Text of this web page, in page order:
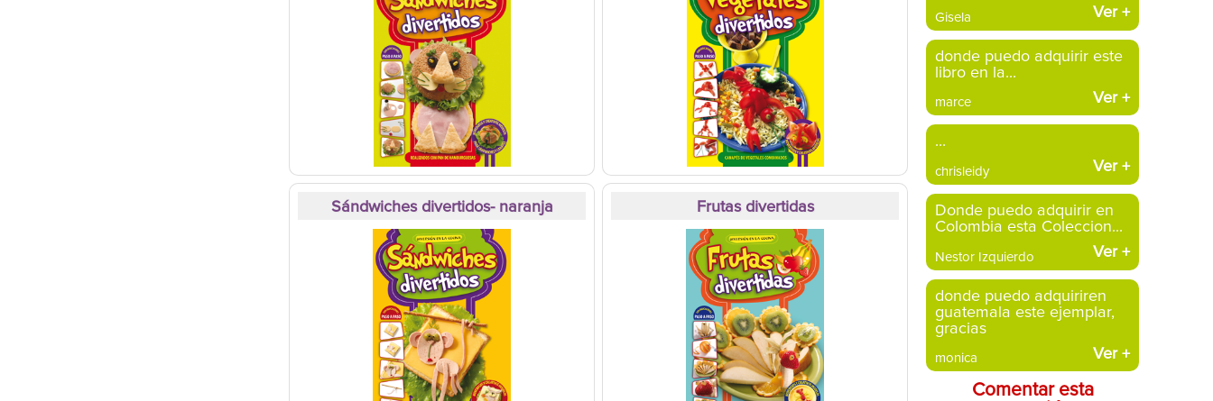
Sándwiches divertidos- naranja Frutas divertidas
Ver +
Gisela
donde puedo adquirir este
libro en la...
Ver +
marce
...
Ver +
chrisleidy
Donde puedo adquirir en
Colombia esta Coleccion...
Ver +
Nestor Izquierdo
donde puedo adquiriren
guatemala este ejemplar,
gracias
Ver +
monica
Comentar esta